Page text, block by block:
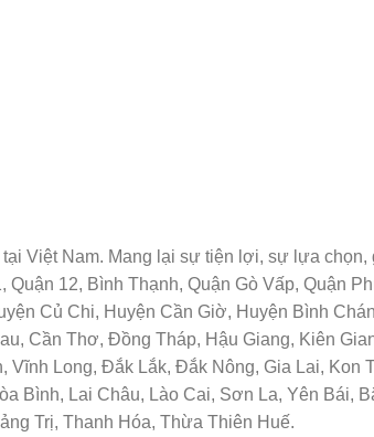
Việt Nam. Mang lại sự tiện lợi, sự lựa
12, Bình Thạnh, Quận Gò Vấp, Quận
Củ Chi, Huyện Cần Giờ, Huyện Bình
Cần Thơ, Đồng Tháp, Hậu Giang, Kiên
Vĩnh Long, Đắk Lắk, Đắk Nông, Gia Lai,
Bình, Lai Châu, Lào Cai, Sơn La, Yên Bái,
Trị, Thanh Hóa, Thừa Thiên Huế.